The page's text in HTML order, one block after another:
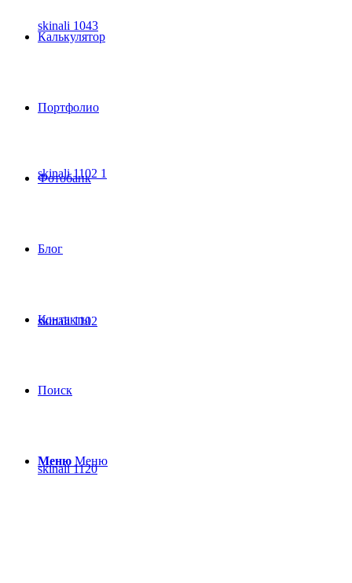
Калькулятор
Портфолио
Фотобанк
Блог
Контакты
Поиск
Меню Меню
skinali 1043
skinali 1102 1
skinali 1102
skinali 1120